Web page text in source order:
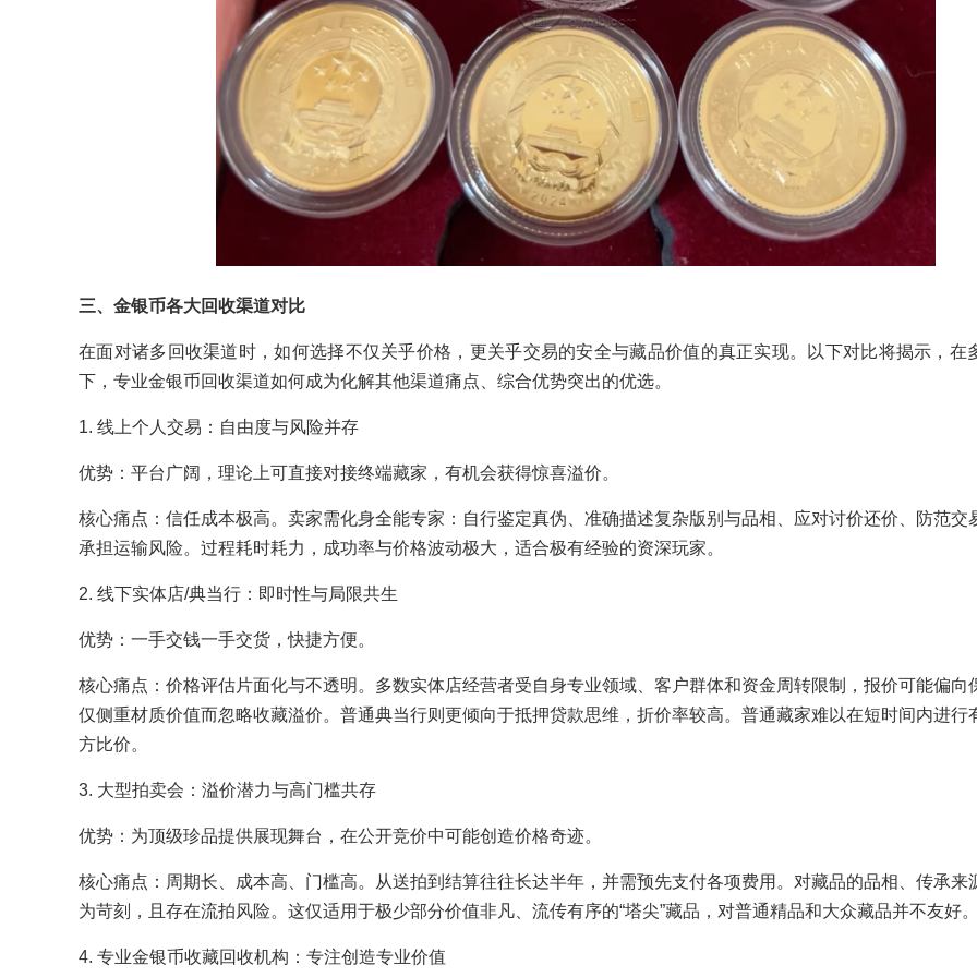
三、金银币各大回收渠道对比
在面对诸多回收渠道时，如何选择不仅关乎价格，更关乎交易的安全与藏品价值的真正实现。以下对比将揭示，在
下，专业金银币回收渠道如何成为化解其他渠道痛点、综合优势突出的优选。
1. 线上个人交易：自由度与风险并存
优势：平台广阔，理论上可直接对接终端藏家，有机会获得惊喜溢价。
核心痛点：信任成本极高。卖家需化身全能专家：自行鉴定真伪、准确描述复杂版别与品相、应对讨价还价、防范交
承担运输风险。过程耗时耗力，成功率与价格波动极大，适合极有经验的资深玩家。
2. 线下实体店/典当行：即时性与局限共生
优势：一手交钱一手交货，快捷方便。
核心痛点：价格评估片面化与不透明。多数实体店经营者受自身专业领域、客户群体和资金周转限制，报价可能偏向
仅侧重材质价值而忽略收藏溢价。普通典当行则更倾向于抵押贷款思维，折价率较高。普通藏家难以在短时间内进行
方比价。
3. 大型拍卖会：溢价潜力与高门槛共存
优势：为顶级珍品提供展现舞台，在公开竞价中可能创造价格奇迹。
核心痛点：周期长、成本高、门槛高。从送拍到结算往往长达半年，并需预先支付各项费用。对藏品的品相、传承来
为苛刻，且存在流拍风险。这仅适用于极少部分价值非凡、流传有序的“塔尖”藏品，对普通精品和大众藏品并不友好
4. 专业金银币收藏回收机构：专注创造专业价值